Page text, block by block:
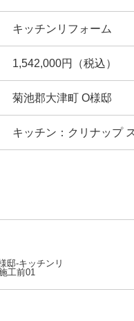
キッチンリフォーム
1,542,000円（税込）
菊池郡大津町 O様邸
キッチン：クリナップ